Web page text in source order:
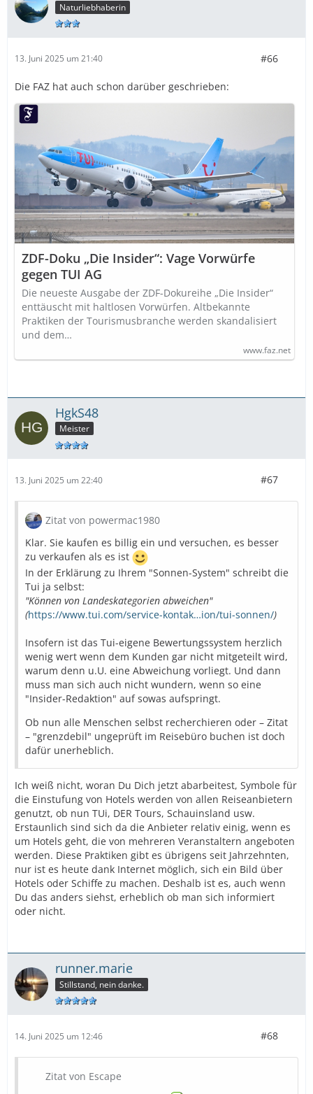
Naturliebhaberin
13. Juni 2025 um 21:40 #66
Die FAZ hat auch schon darüber geschrieben:
ZDF-Doku „Die Insider“: Vage Vorwürfe
gegen TUI AG
Die neueste Ausgabe der ZDF-Dokureihe „Die Insider“
enttäuscht mit haltlosen Vorwürfen. Altbekannte
Praktiken der Tourismusbranche werden skandalisiert
und dem…
www.faz.net
HgkS48
Meister
13. Juni 2025 um 22:40 #67
Zitat von powermac1980
Klar. Sie kaufen es billig ein und versuchen, es besser
zu verkaufen als es ist
In der Erklärung zu Ihrem "Sonnen-System" schreibt die
Tui ja selbst:
"Können von Landeskategorien abweichen"
(https://www.tui.com/service-kontak…ion/tui-sonnen/)
Insofern ist das Tui-eigene Bewertungssystem herzlich
wenig wert wenn dem Kunden gar nicht mitgeteilt wird,
warum denn u.U. eine Abweichung vorliegt. Und dann
muss man sich auch nicht wundern, wenn so eine
"Insider-Redaktion" auf sowas aufspringt.
Ob nun alle Menschen selbst recherchieren oder – Zitat
– "grenzdebil" ungeprüft im Reisebüro buchen ist doch
dafür unerheblich.
Ich weiß nicht, woran Du Dich jetzt abarbeitest, Symbole für
die Einstufung von Hotels werden von allen Reiseanbietern
genutzt, ob nun TUi, DER Tours, Schauinsland usw.
Erstaunlich sind sich da die Anbieter relativ einig, wenn es
um Hotels geht, die von mehreren Veranstaltern angeboten
werden. Diese Praktiken gibt es übrigens seit Jahrzehnten,
nur ist es heute dank Internet möglich, sich ein Bild über
Hotels oder Schiffe zu machen. Deshalb ist es, auch wenn
Du das anders siehst, erheblich ob man sich informiert
oder nicht.
runner.marie
Stillstand, nein danke.
14. Juni 2025 um 12:46 #68
Zitat von Escape